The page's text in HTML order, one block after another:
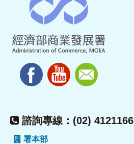
諮詢專線：(02) 4121166
署本部